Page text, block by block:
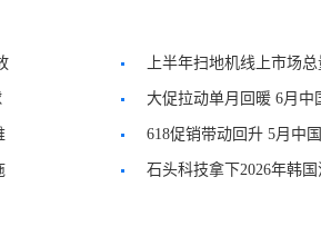
上半年扫地机线上市场
大促拉动单月回暖 6月
618促销带动回升 5月中
石头科技拿下2026年韩